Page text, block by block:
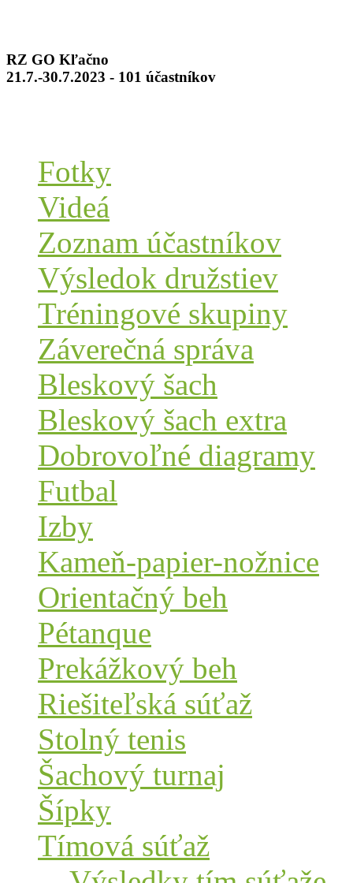
RZ GO Kľačno
21.7.-30.7.2023 - 101 účastníkov
Fotky
Videá
Zoznam účastníkov
Výsledok družstiev
Tréningové skupiny
Záverečná správa
Bleskový šach
Bleskový šach extra
Dobrovoľné diagramy
Futbal
Izby
Kameň-papier-nožnice
Orientačný beh
Pétanque
Prekážkový beh
Riešiteľská súťaž
Stolný tenis
Šachový turnaj
Šípky
Tímová súťaž